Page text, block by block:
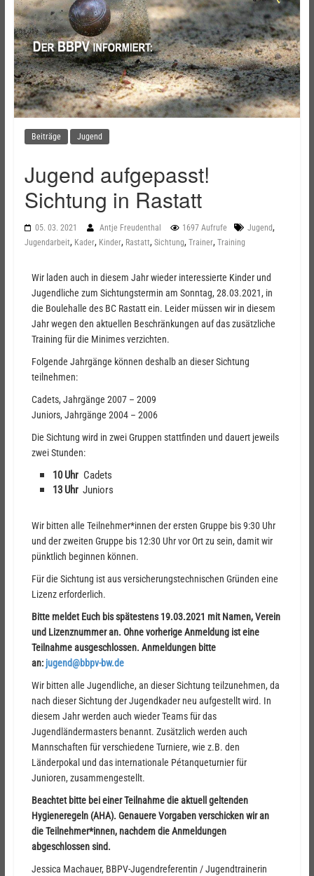
Beiträge Jugend
Jugend aufgepasst!
Sichtung in Rastatt
05. 03. 2021 Antje Freudenthal 1697 Aufrufe Jugend,
Jugendarbeit, Kader, Kinder, Rastatt, Sichtung, Trainer, Training
Wir laden auch in diesem Jahr wieder interessierte Kinderund
Jugendliche zum Sichtungstermin am Sonntag, 28.03.2021, in
die Boulehalle des BC Rastatt ein. Leider müssen wir in diesem
Jahrwegen den aktuellen Beschränkungen auf das zusätzliche
Training für die Minimes verzichten.
Folgende Jahrgänge können deshalban dieser Sichtung
teilnehmen:
Cadets, Jahrgänge 2007 – 2009
Juniors, Jahrgänge 2004– 2006
Die Sichtung wird in zwei Gruppen stattfinden und dauert jeweils
zwei Stunden:
10Uhr Cadets
13 Uhr Juniors
Wir bitten alle Teilnehmer*innen der ersten Gruppe bis 9:30 Uhr
und der zweiten Gruppe bis 12:30 Uhr vor Ort zu sein, damit wir
pünktlich beginnen können.
Für die Sichtung ist aus versicherungstechnischen Gründen eine
Lizenz erforderlich.
Bitte meldet Euch bis spätestens19.03.2021 mit Namen, Verein
und Lizenznummeran. OhnevorherigeAnmeldung ist eine
Teilnahme ausgeschlossen. Anmeldungen bitte
an: jugend@bbpv-bw.de
Wir bitten alle Jugendliche, an dieser Sichtung teilzunehmen, da
nach dieser Sichtung der Jugendkader neu aufgestelltwird. In
diesem Jahr werden auch wiederTeams für das
Jugendländermastersbenannt. Zusätzlich werden auch
Mannschaften fürverschiedene Turniere, wie z.B. den
Länderpokal und das internationale Pétanqueturnierfür
Junioren, zusammengestellt.
Beachtet bitte bei einer Teilnahmedie aktuell geltenden
Hygieneregeln (AHA). GenauereVorgabenverschicken wiran
dieTeilnehmer*innen, nachdem die Anmeldungen
abgeschlossen sind.
Jessica Machauer, BBPV-Jugendreferentin / Jugendtrainerin